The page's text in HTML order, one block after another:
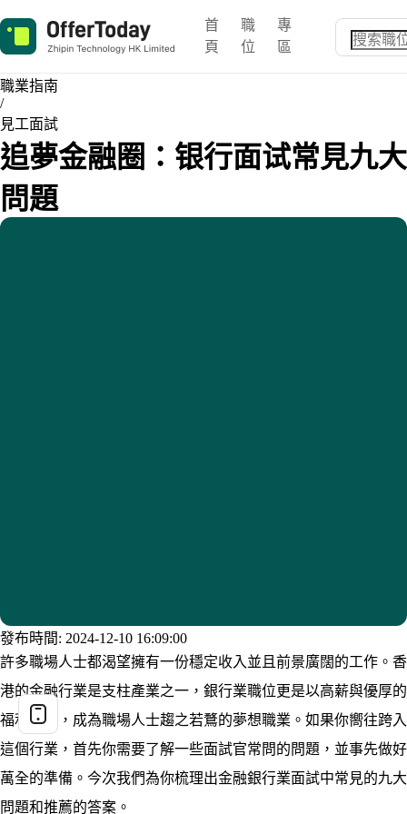
首
頁
職
位
專
區
職業指南
/
見工面試
追夢金融圈：银行面试常見九大
問題
發布時間: 2024-12-10 16:09:00
許多職場人士都渴望擁有一份穩定收入並且前景廣闊的工作。香
港的金融行業是支柱產業之一，銀行業職位更是以高薪與優厚的
福利聞名，成為職場人士趨之若鶩的夢想職業。如果你嚮往跨入
這個行業，首先你需要了解一些面試官常問的問題，並事先做好
萬全的準備。今次我們為你梳理出金融銀行業面試中常見的九大
問題和推薦的答案。